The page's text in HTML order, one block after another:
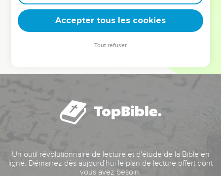
deviennent vos tremplins. Que vous guidiez un ministère, une
équipe, un groupe ou une famille, leur expérience est faite
Un outil révolutionnaire de lecture et d'étude de la Bible en
ligne. Démarrez dès aujourd'hui le plan de lecture offert dont
vous avez besoin.
Accepter tous les cookies
Tout refuser